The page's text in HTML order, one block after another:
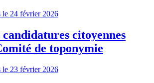
le 24 février 2026
citoyennes
de toponymie
le 23 février 2026